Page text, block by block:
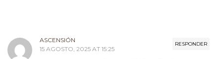
RESPONDER
ASCENSIÓN
15 AGOSTO, 2025 AT 15:25